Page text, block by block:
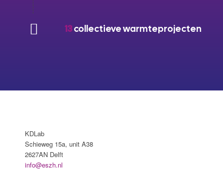
13collectieve warmteprojecten
KDLab
Schieweg 15a, unit A38
2627AN Delft
info@eszh.nl